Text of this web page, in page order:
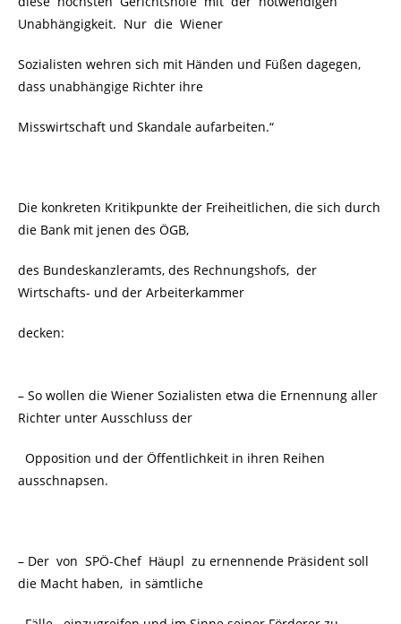
Unabhängigkeit. Nur die Wiener
Sozialisten wehren sich mit Händen und Füßen dagegen,
dass unabhängige Richter ihre
Misswirtschaft und Skandale aufarbeiten.“
Die konkreten Kritikpunkte der Freiheitlichen, die sich durch
die Bank mit jenen des ÖGB,
des Bundeskanzleramts, des Rechnungshofs, der
Wirtschafts- und der Arbeiterkammer
decken:
– So wollen die Wiener Sozialisten etwa die Ernennung aller
Richter unter Ausschluss der
Opposition und der Öffentlichkeit in ihren Reihen
ausschnapsen.
– Der von SPÖ-Chef Häupl zu ernennende Präsident soll
die Macht haben, in sämtliche